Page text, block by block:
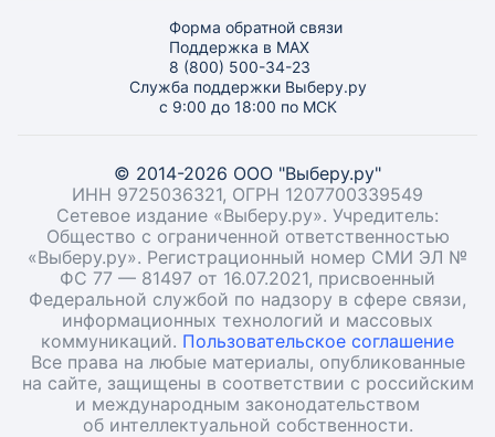
Форма обратной связи
Поддержка в MAX
8 (800) 500-34-23
Служба поддержки Выберу.ру
с 9:00 до 18:00 по МСК
© 2014-2026 ООО "Выберу.ру"
ИНН 9725036321, ОГРН 1207700339549
Сетевое издание «Выберу.ру». Учредитель:
Общество с ограниченной ответственностью
«Выберу.ру». Регистрационный номер СМИ ЭЛ №
ФС 77 — 81497 от 16.07.2021, присвоенный
Федеральной службой по надзору в сфере связи,
информационных технологий и массовых
коммуникаций. Пользовательское соглашение
Все права на любые материалы, опубликованные
на сайте, защищены в соответствии с российским
и международным законодательством
об интеллектуальной собственности.